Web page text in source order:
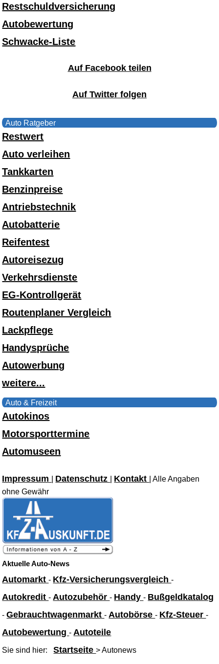
Restschuldversicherung
Autobewertung
Schwacke-Liste
Auf Facebook teilen
Auf Twitter folgen
Auto Ratgeber
Restwert
Auto verleihen
Tankkarten
Benzinpreise
Antriebstechnik
Autobatterie
Reifentest
Autoreisezug
Verkehrsdienste
EG-Kontrollgerät
Routenplaner Vergleich
Lackpflege
Handysprüche
Autowerbung
weitere...
Auto & Freizeit
Autokinos
Motorsporttermine
Automuseen
Impressum Datenschutz Kontakt
| Alle Angaben
ohne Gewähr
Aktuelle Auto-News
Automarkt- Kfz-Versicherungsvergleich-
Autokredit- Autozubehör- Handy- Bußgeldkatalog
-Gebrauchtwagenmarkt- Autobörse- Kfz-Steuer-
Autobewertung- Autoteile
Sie sind hier:Startseite> Autonews